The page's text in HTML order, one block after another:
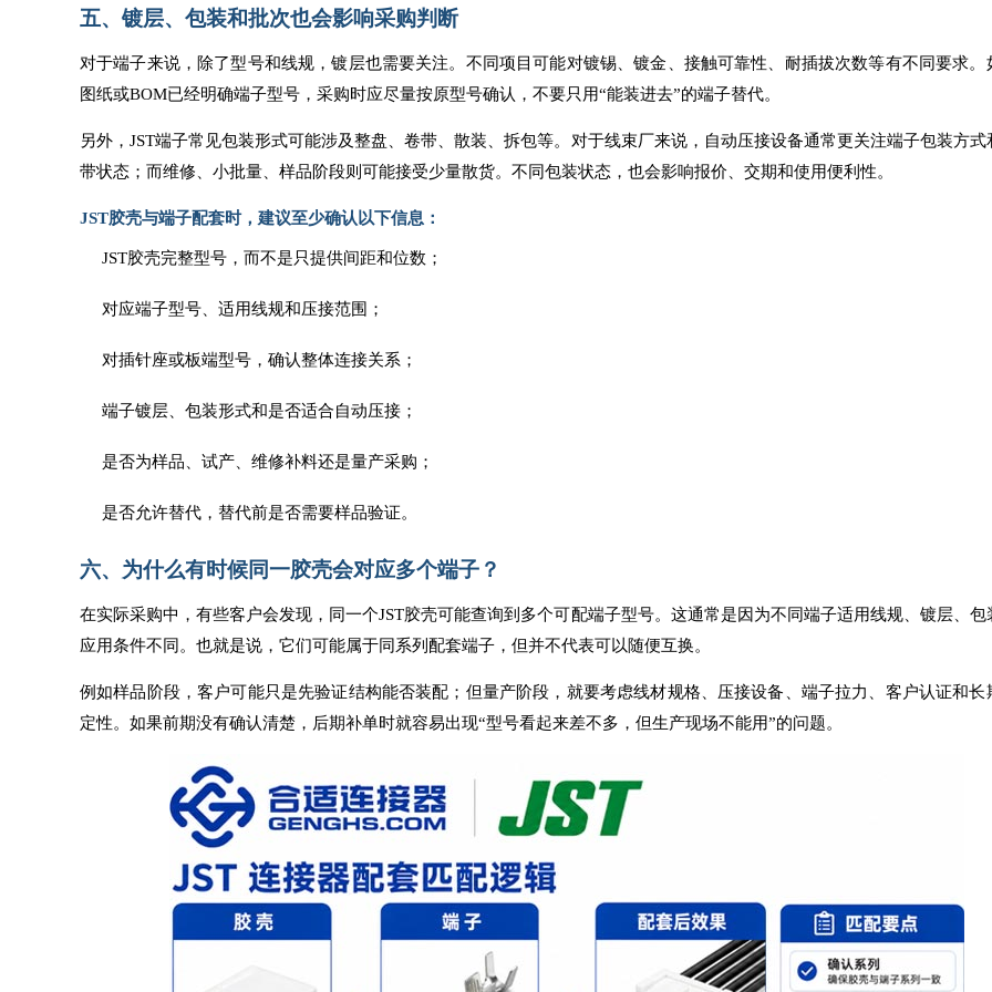
五、镀层、包装和批次也会影响采购判断
对于端子来说，除了型号和线规，镀层也需要关注。不同项目可能对镀锡、镀金、接触可靠性、耐插拔次数等有不同要求。
图纸或BOM已经明确端子型号，采购时应尽量按原型号确认，不要只用“能装进去”的端子替代。
另外，JST端子常见包装形式可能涉及整盘、卷带、散装、拆包等。对于线束厂来说，自动压接设备通常更关注端子包装方式
带状态；而维修、小批量、样品阶段则可能接受少量散货。不同包装状态，也会影响报价、交期和使用便利性。
JST胶壳与端子配套时，建议至少确认以下信息：
JST胶壳完整型号，而不是只提供间距和位数；
对应端子型号、适用线规和压接范围；
对插针座或板端型号，确认整体连接关系；
端子镀层、包装形式和是否适合自动压接；
是否为样品、试产、维修补料还是量产采购；
是否允许替代，替代前是否需要样品验证。
六、为什么有时候同一胶壳会对应多个端子？
在实际采购中，有些客户会发现，同一个JST胶壳可能查询到多个可配端子型号。这通常是因为不同端子适用线规、镀层、包
应用条件不同。也就是说，它们可能属于同系列配套端子，但并不代表可以随便互换。
例如样品阶段，客户可能只是先验证结构能否装配；但量产阶段，就要考虑线材规格、压接设备、端子拉力、客户认证和长
定性。如果前期没有确认清楚，后期补单时就容易出现“型号看起来差不多，但生产现场不能用”的问题。